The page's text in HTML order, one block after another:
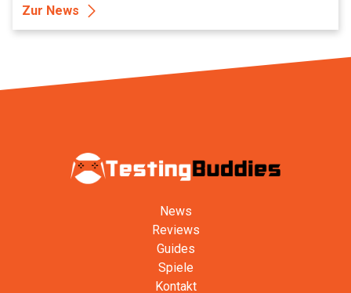
Zur News
News
Reviews
Guides
Spiele
Kontakt